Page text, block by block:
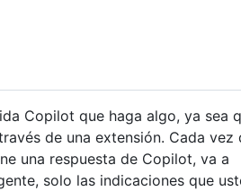
Copilot que haga algo, ya sea
de una extensión. Cada vez
una respuesta de Copilot, va a
solo las indicaciones que